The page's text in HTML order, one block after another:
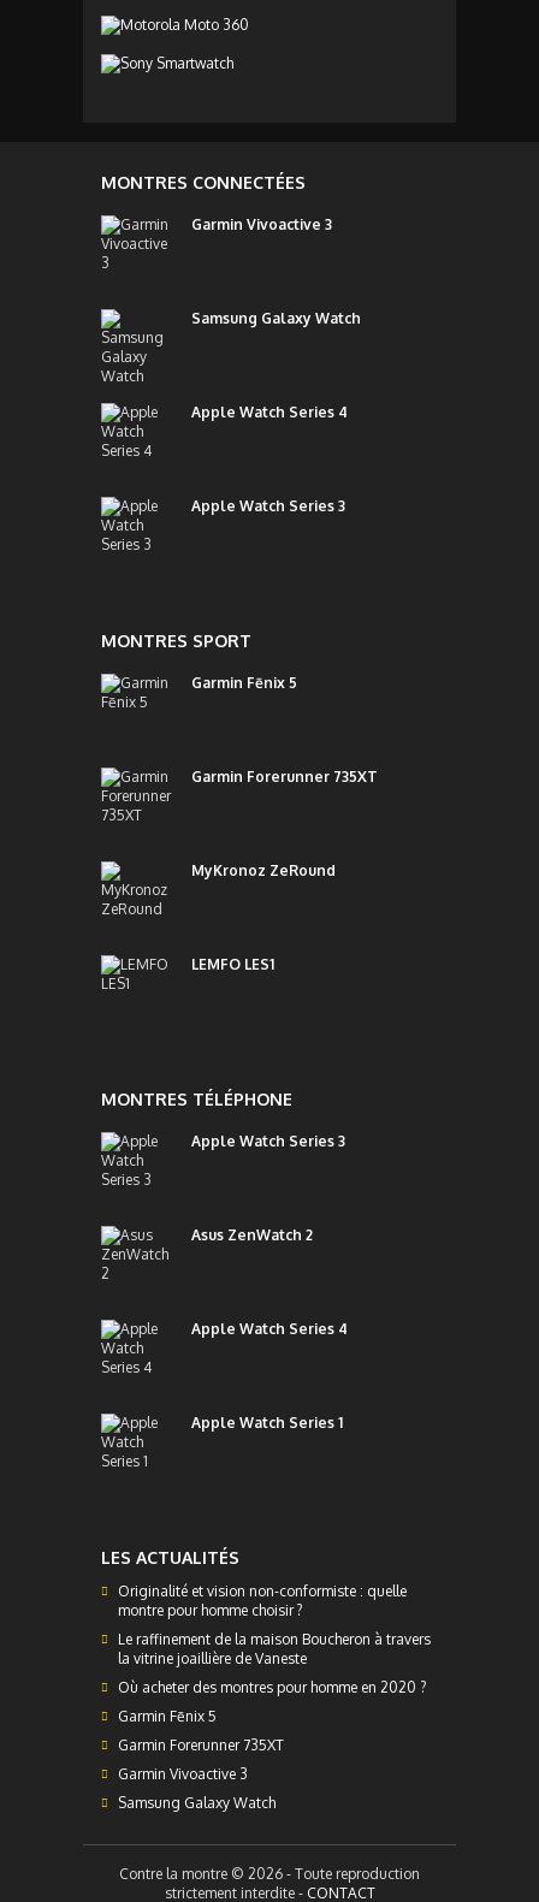
MONTRES CONNECTÉES
Garmin Vivoactive 3
Samsung Galaxy Watch
Apple Watch Series 4
Apple Watch Series 3
MONTRES SPORT
Garmin Fēnix 5
Garmin Forerunner 735XT
MyKronoz ZeRound
LEMFO LES1
MONTRES TÉLÉPHONE
Apple Watch Series 3
Asus ZenWatch 2
Apple Watch Series 4
Apple Watch Series 1
LES ACTUALITÉS
Originalité et vision non-conformiste : quelle
montre pour homme choisir ?
Le raffinement de la maison Boucheron à travers
la vitrine joaillière de Vaneste
Où acheter des montres pour homme en 2020 ?
Garmin Fēnix 5
Garmin Forerunner 735XT
Garmin Vivoactive 3
Samsung Galaxy Watch
Contre la montre © 2026 - Toute reproduction
strictement interdite - CONTACT